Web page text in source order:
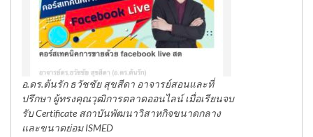
อ.ดร.ต้นรัก ธวัชชัย สุขสีดา อาจารย์สอนและที่
ปรึกษา ผู้ทรงคุณวุฒิการตลาดออนไลน์ เมื่อเรียนจบ
รับ Certificate สถาบันพัฒนาวิสาหกิจขนาดกลาง
และขนาดย่อม ISMED